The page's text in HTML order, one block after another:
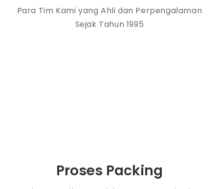
Para Tim Kami yang Ahli dan Perpengalaman
Sejak Tahun 1995
Proses Packing